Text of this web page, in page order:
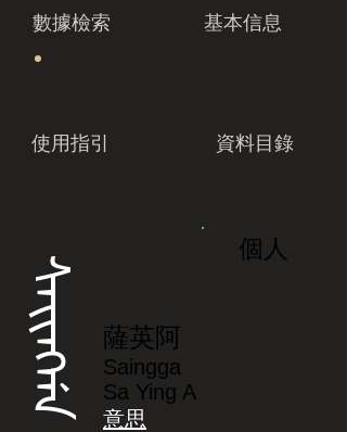
數據檢索 基本信息
使用指引 資料目錄
ᠰᠠᡳᠩᡤᠠ
個人
薩英阿
Saingga
Sa Ying A
意思